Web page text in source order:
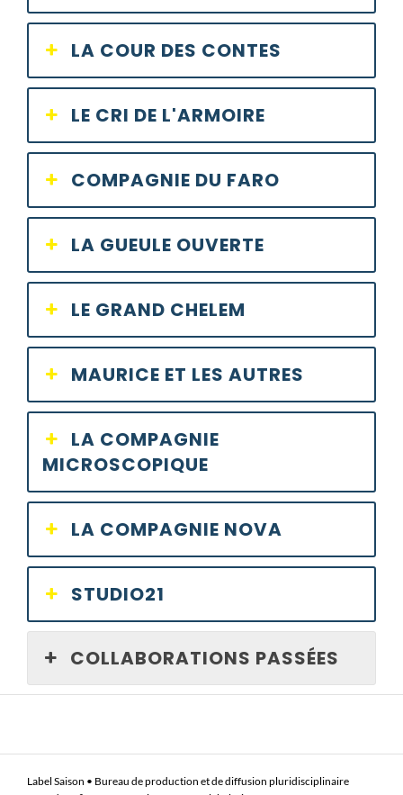
LA COUR DES CONTES
LE CRI DE L'ARMOIRE
COMPAGNIE DU FARO
LA GUEULE OUVERTE
LE GRAND CHELEM
MAURICE ET LES AUTRES
LA COMPAGNIE
MICROSCOPIQUE
LA COMPAGNIE NOVA
STUDIO21
COLLABORATIONS PASSÉES
Label Saison • Bureau de production et de diffusion pluridisciplinaire